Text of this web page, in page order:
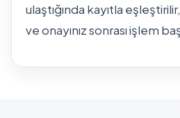
ulaştığında kayıtla
ve onayınız sonrası işlem